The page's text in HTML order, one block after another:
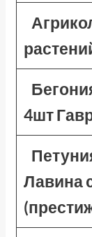
4шт
Лавина